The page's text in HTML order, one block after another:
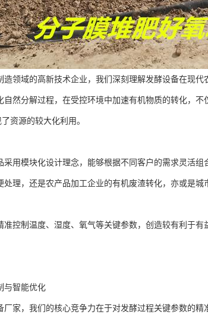
领域的高新技术企业，我们深刻理解发酵设备在现代
自然分解过程，在受控环境中加速有机物质的转化，
资源的较大化利用。
用模块化设计理念，能够根据不同客户的需求灵活组
处理，还是农产品加工企业的有机废渣转化，亦或是
准控制温度、湿度、氧气等关键参数，创造较有利于
与智能优化
家，我们的核心竞争力在于对发酵过程关键参数的精